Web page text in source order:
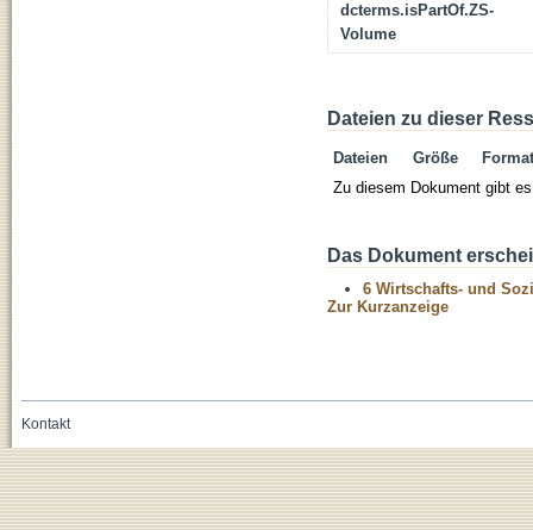
dcterms.isPartOf.ZS-
Volume
Dateien zu dieser
Dateien Größe
Format
Zu diesem Dokument gibt
Das Dokument
6 Wirtschafts- und
Zur Kurzanzeige
Kontakt